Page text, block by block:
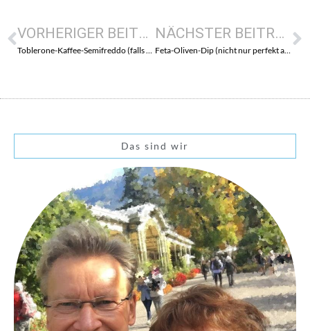
VORHERIGER BEITRAG
Toblerone-Kaffee-Semifreddo (falls euch noch ein Osterdessert fehlen sollte)
NÄCHSTER BEITRAG
Feta-Oliven-Dip (nicht nur perfekt als Grillbeilage…)
Das sind wir